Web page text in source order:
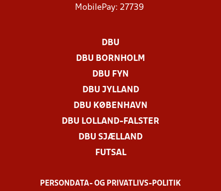
MobilePay: 27739
DBU
DBU BORNHOLM
DBU FYN
DBU JYLLAND
DBU KØBENHAVN
DBU LOLLAND-FALSTER
DBU SJÆLLAND
FUTSAL
PERSONDATA- OG PRIVATLIVS-POLITIK